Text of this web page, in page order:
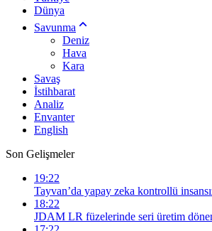
Dünya
Savunma
Deniz
Hava
Kara
Savaş
İstihbarat
Analiz
Envanter
English
Son Gelişmeler
19:22
Tayvan’da yapay zeka kontrollü
18:22
JDAM LR füzelerinde seri üretim